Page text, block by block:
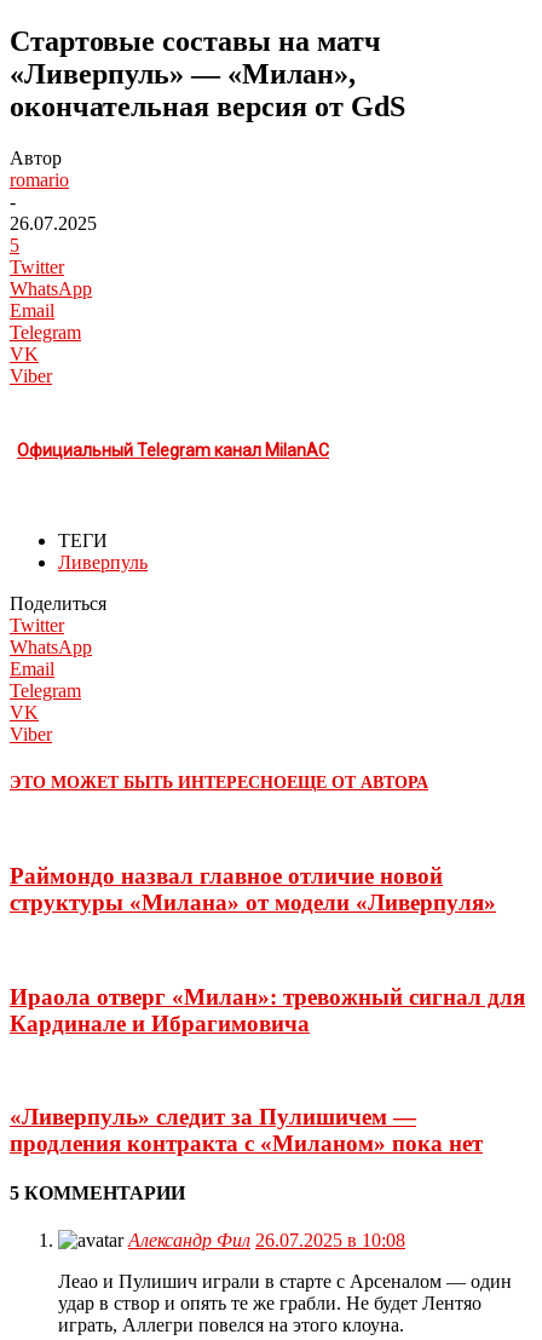
Стартовые составы на матч
«Ливерпуль» — «Милан»,
окончательная версия от GdS
Автор
romario
-
26.07.2025
5
Twitter
WhatsApp
Email
Telegram
VK
Viber
Официальный Telegram канал MilanAC
ТЕГИ
Ливерпуль
Поделиться
Twitter
WhatsApp
Email
Telegram
VK
Viber
ЭТО МОЖЕТ БЫТЬ ИНТЕРЕСНОЕЩЕ ОТ АВТОРА
Раймондо назвал главное отличие новой
структуры «Милана» от модели «Ливерпуля»
Ираола отверг «Милан»: тревожный сигнал для
Кардинале и Ибрагимовича
«Ливерпуль» следит за Пулишичем —
продления контракта с «Миланом» пока нет
5 КОММЕНТАРИИ
Александр Фил 26.07.2025 в 10:08
Леао и Пулишич играли в старте с Арсеналом — один
удар в створ и опять те же грабли. Не будет Лентяо
играть, Аллегри повелся на этого клоуна.